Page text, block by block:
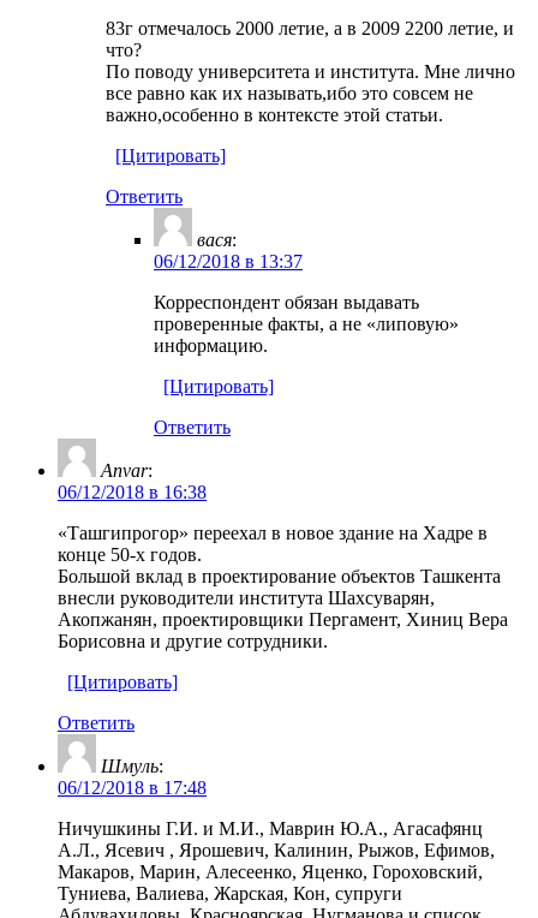
83г отмечалось 2000 летие, а в 2009 2200 летие, и
что?
По поводу университета и института. Мне лично
все равно как их называть,ибо это совсем не
важно,особенно в контексте этой статьи.
[Цитировать]
Ответить
вася:
06/12/2018 в 13:37
Корреспондент обязан выдавать
проверенные факты, а не «липовую»
информацию.
[Цитировать]
Ответить
Anvar:
06/12/2018 в 16:38
«Ташгипрогор» переехал в новое здание на Хадре в
конце 50-х годов.
Большой вклад в проектирование объектов Ташкента
внесли руководители института Шахсуварян,
Акопжанян, проектировщики Пергамент, Хиниц Вера
Борисовна и другие сотрудники.
[Цитировать]
Ответить
Шмуль:
06/12/2018 в 17:48
Ничушкины Г.И. и М.И., Маврин Ю.А., Агасафянц
А.Л., Ясевич , Ярошевич, Калинин, Рыжов, Ефимов,
Макаров, Марин, Алесеенко, Яценко, Гороховский,
Туниева, Валиева, Жарская, Кон, супруги